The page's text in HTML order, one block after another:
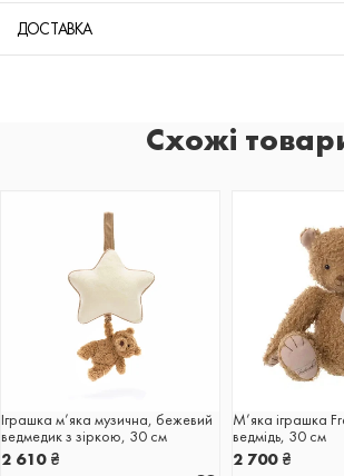
ДОСТАВКА
Схожі
Іграшка м’яка музична, бежевий
ведмедик з зіркою, 30 см
2 610 ₴
М’яка іграшка
ведмідь, 30 см
2 700 ₴